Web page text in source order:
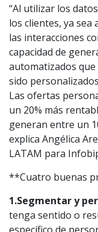
“Al utilizar los
los clientes, ya sea
las interacciones
capacidad de
automatizados
sido
Las ofertas
un 20% más
generan entre un
explica Angélica
LATAM para
**Cuatro buenas
1.Segmentar y
tenga sentido o